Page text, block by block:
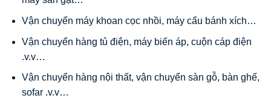
Vận chuyển máy khoan cọc nhồi, máy cẩu bánh xích…
Vận chuyển hàng tủ điện, máy biến áp, cuộn cáp điện
.v.v…
Vận chuyển hàng nội thất, vận chuyển sàn gỗ, bàn ghế,
sofar .v.v…